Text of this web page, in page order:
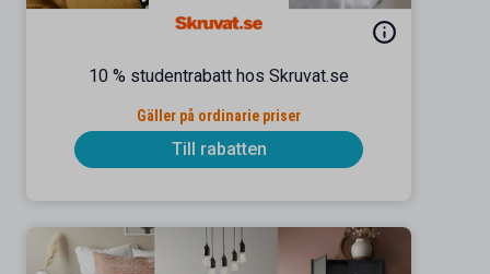
10 % studentrabatt hos Skruvat.se
Gäller på ordinarie priser
Till rabatten